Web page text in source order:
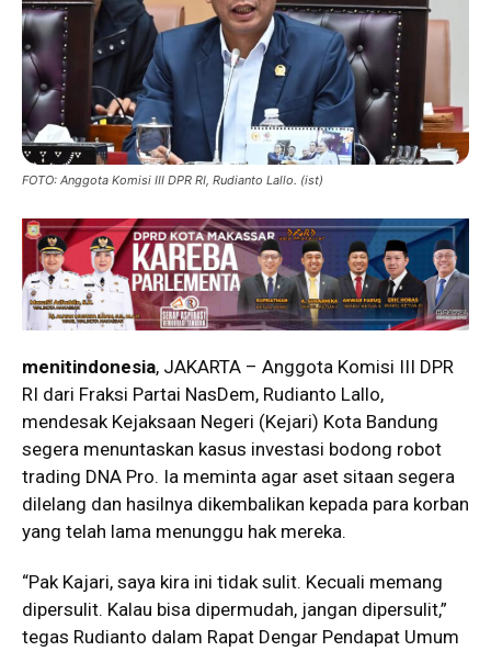
FOTO: Anggota Komisi III DPR RI, Rudianto Lallo. (ist)
menitindonesia, JAKARTA – Anggota Komisi III DPR
RI dari Fraksi Partai NasDem, Rudianto Lallo,
mendesak Kejaksaan Negeri (Kejari) Kota Bandung
segera menuntaskan kasus investasi bodong robot
trading DNA Pro. Ia meminta agar aset sitaan segera
dilelang dan hasilnya dikembalikan kepada para korban
yang telah lama menunggu hak mereka.
“Pak Kajari, saya kira ini tidak sulit. Kecuali memang
dipersulit. Kalau bisa dipermudah, jangan dipersulit,”
tegas Rudianto dalam Rapat Dengar Pendapat Umum